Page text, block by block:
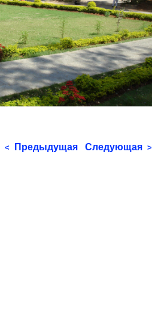
< Предыдущая Следующая >